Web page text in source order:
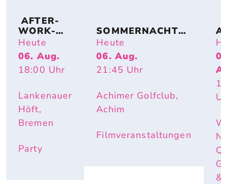
AFTER-
WORK-
BEACHPA
RTY
Heute
06. Aug.
18:00 Uhr
Lankenauer
Höft,
Bremen
Party
SOMMERNACHTS
TRAUM – OPEN-
AIR-KINO AM SEE
(FAMILY SPECIAL):
LILO & STITCH
Heute
06. Aug.
21:45 Uhr
Achimer Golfclub,
Achim
Filmveranstaltungen
Q
&